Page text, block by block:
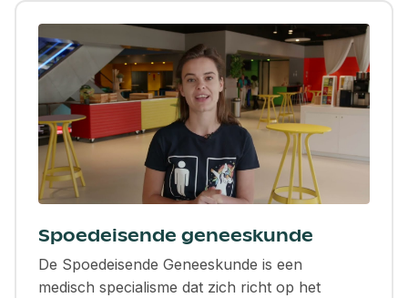
Spoedeisende geneeskunde
De Spoedeisende Geneeskunde is een
medisch specialisme dat zich richt op het